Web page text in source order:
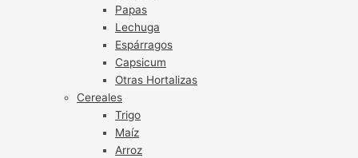
Papas
Lechuga
Espárragos
Capsicum
Otras Hortalizas
Cereales
Trigo
Maíz
Arroz